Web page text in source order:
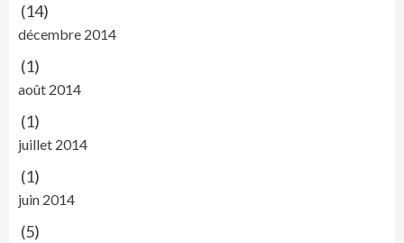
(14)
décembre 2014
(1)
août 2014
(1)
juillet 2014
(1)
juin 2014
(5)